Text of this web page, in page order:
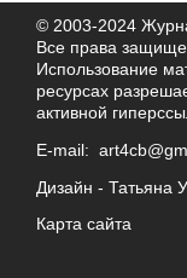
© 2003-2024
Все права
Использование
ресурсах
активной
E-mail:
Дизайн - Татьяна
Карта сайта